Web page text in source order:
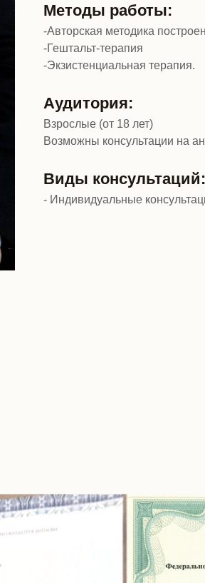
Методы работы:
-Авторская методика
-Гештальт-терапия
-Экзистенциальная терапия.
Аудитория:
Взрослые (от 18 лет)
Возможны консультации на
Виды консультаций:
- Индивидуальные